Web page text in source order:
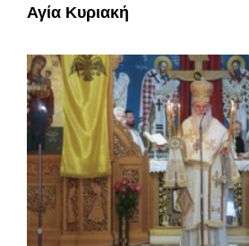
Αγία Κυριακή